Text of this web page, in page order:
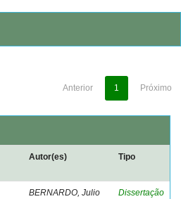
Anterior 1 Próximo
Autor(es) Tipo
BERNARDO, Julio
Dissertação